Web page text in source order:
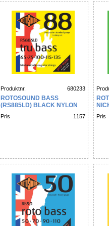
Produktnr. 680233
ROTOSOUND BASS
(RS885LD) BLACK NYLON
135
Pris 1157 Pris